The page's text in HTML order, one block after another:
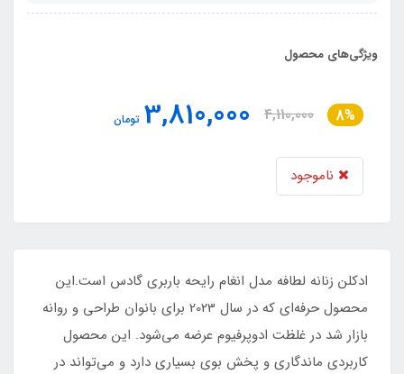
ویژگی‌های محصول
8%
4,110,000
3,810,000 تومان
ناموجود
ادکلن زنانه لطافه مدل انغام رایحه باربری گادس است.این
محصول حرفه‌ای که در سال 2023 برای بانوان طراحی و روانه
بازار شد در غلظت ادوپرفیوم عرضه می‌شود. این محصول
کاربردی ماندگاری و پخش بوی بسیاری دارد و می‌تواند در